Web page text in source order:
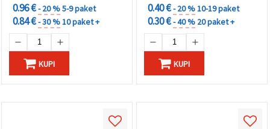
0.96 €- 20 %5-9 paket
0.84 €- 30 %10 paket +
KUPI
0.40 €- 20 %10-19 paket
0.30 €- 40 % 20 paket +
KUPI